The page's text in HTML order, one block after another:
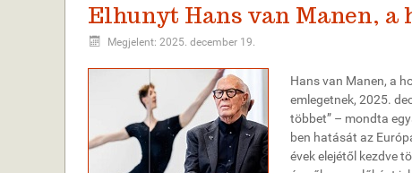
Elhunyt Hans van Manen, a
Megjelent: 2025. december 19.
Hans van Manen, a
emlegetnek, 2025.
többet” – mondta
ben hatását az
évek elejétől kezdve